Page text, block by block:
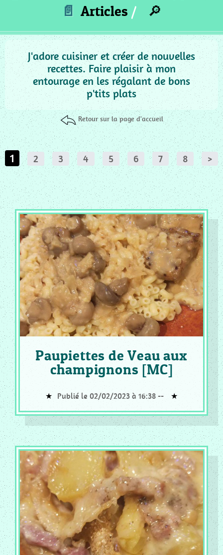
📄 Articles 🔎
_
ACCOMPAGNEMENT
MC
_
PUREE
MC
_
GRATIN
MC
_
SAUCE
MC
_
PIZZA
QUICHE
MC
_
PATISSERIE
VIENNOISSERIE
MC
FLAN
ET
CREME
MC
COOKEO
_
ENTREE
COOKEO
PLAT
COOKEO
POISSON
COOKEO
J'adore cuisiner et créer de nouvelles
recettes. Faire plaisir à mon
entourage en les régalant de bons
p'tits plats
Retour sur la page d'accueil
1 2 3 4 5 6 7 8 >
Paupiettes de Veau aux
champignons [MC]
Publié le 02/02/2023 à 16:38 --